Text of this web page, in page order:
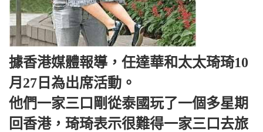
據香港媒體報導，任達華和太太琦琦10
月27日為出席活動。
他們一家三口剛從泰國玩了一個多星期
回香港，琦琦表示很難得一家三口去旅